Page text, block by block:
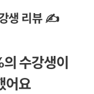
생 리뷰 ✍️
수강생이
어요